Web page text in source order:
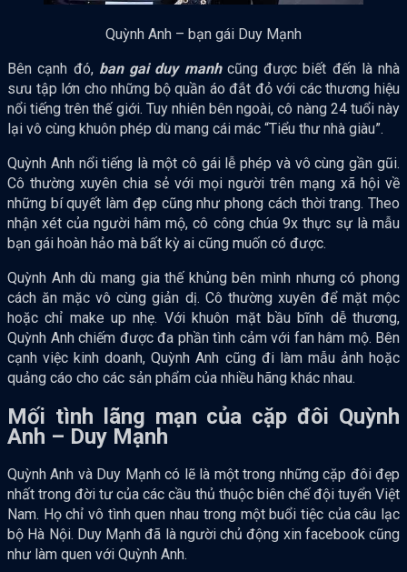
Quỳnh Anh – bạn gái Duy Mạnh
Bên cạnh đó, ban gai duy manhcũng được biết đến là nhà
sưu tập lớn cho những bộ quần áo đắt đỏ với các thương hiệu
nổi tiếng trên thế giới. Tuy nhiên bên ngoài, cô nàng 24 tuổi này
lại vô cùng khuôn phép dù mang cái mác “Tiểu thư nhà giàu”.
Quỳnh Anh nổi tiếng là một cô gái lễ phép và vô cùng gần gũi.
Cô thường xuyên chia sẻ với mọi người trên mạng xã hội về
những bí quyết làm đẹp cũng như phong cách thời trang. Theo
nhận xét của người hâm mộ, cô công chúa 9x thực sự là mẫu
bạn gái hoàn hảo mà bất kỳ ai cũng muốn có được.
Quỳnh Anh dù mang gia thế khủng bên mình nhưng có phong
cách ăn mặc vô cùng giản dị. Cô thường xuyên để mặt mộc
hoặc chỉ make up nhẹ. Với khuôn mặt bầu bĩnh dễ thương,
Quỳnh Anh chiếm được đa phần tình cảm với fan hâm mộ. Bên
cạnh việc kinh doanh, Quỳnh Anh cũng đi làm mẫu ảnh hoặc
quảng cáo cho các sản phẩm của nhiều hãng khác nhau.
Mối tình lãng mạn của cặp đôi Quỳnh
Anh – Duy Mạnh
Quỳnh Anh và Duy Mạnh có lẽ là một trong những cặp đôi đẹp
nhất trong đời tư của các cầu thủ thuộc biên chế đội tuyển Việt
Nam. Họ chỉ vô tình quen nhau trong một buổi tiệc của câu lạc
bộ Hà Nội. Duy Mạnh đã là người chủ động xin facebook cũng
như làm quen với Quỳnh Anh.